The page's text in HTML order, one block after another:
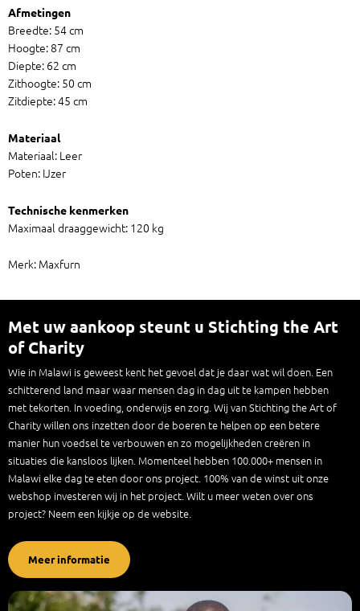
Afmetingen
Breedte: 54 cm
Hoogte: 87 cm
Diepte: 62 cm
Zithoogte: 50 cm
Zitdiepte: 45 cm
Materiaal
Materiaal: Leer
Poten: IJzer
Technische kenmerken
Maximaal draaggewicht: 120 kg
Merk: Maxfurn
Met uw aankoop steunt u Stichting the Art
of Charity
Wie in Malawi is geweest kent het gevoel dat je daar wat wil doen. Een
schitterend land maar waar mensen dag in dag uit te kampen hebben
met tekorten. In voeding, onderwijs en zorg. Wij van Stichting the Art of
Charity willen ons inzetten door de boeren te helpen op een betere
manier hun voedsel te verbouwen en zo mogelijkheden creëren in
situaties die kansloos lijken. Momenteel hebben 100.000+ mensen in
Malawi elke dag te eten door ons project. 100% van de winst uit onze
webshop investeren wij in het project. Wilt u meer weten over ons
project? Neem een kijkje op de website.
Meer informatie